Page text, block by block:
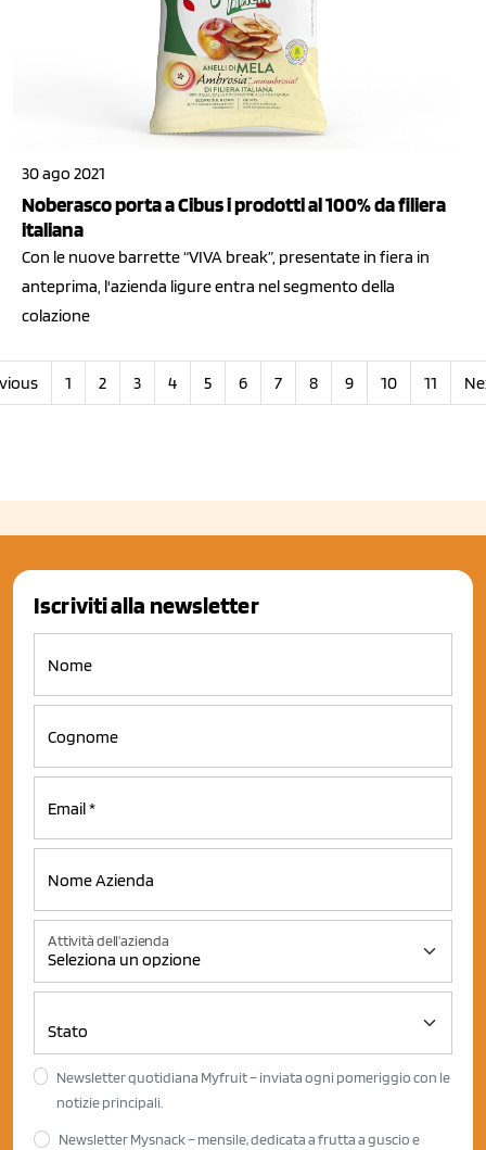
30 ago 2021
Noberasco porta a Cibus i prodotti al 100% da filiera
italiana
Con le nuove barrette “VIVA break”, presentate in fiera in
anteprima, l'azienda ligure entra nel segmento della
colazione
1 2 3 4 5 6 7 8 9 10 11
Iscriviti alla newsletter
Attività dell'azienda
Newsletter quotidiana Myfruit – inviata ogni pomeriggio con le
notizie principali.
Newsletter Mysnack – mensile, dedicata a frutta a guscio e